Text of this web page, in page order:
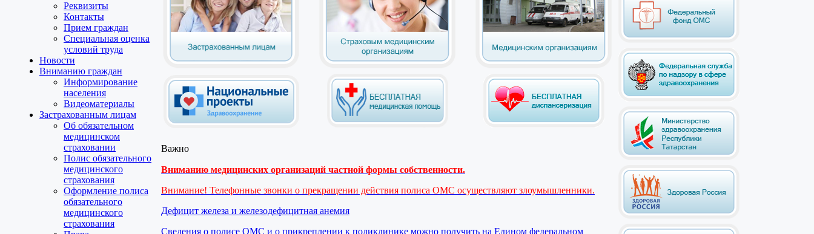
Реквизиты
Контакты
Прием граждан
Специальная оценка
условий труда
Новости
Вниманию граждан
Информирование
населения
Видеоматериалы
Застрахованным лицам
Об обязательном
медицинском
страховании
Полис обязательного
медицинского
страхования
Оформление полиса
обязательного
медицинского
страхования
Важно
Вниманию медицинских организаций частной формы собственности.
Внимание! Телефонные звонки о прекращении действия полиса ОМС осуществляют злоумышленники.
Дефицит железа и железодефицитная анемия
Сведения о полисе ОМС и о прикреплении к поликлинике можно получить на Едином федеральном